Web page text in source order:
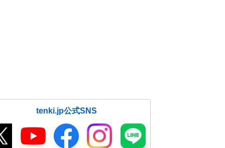
tenki.jp公式SNS